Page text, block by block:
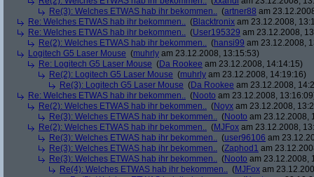
Re(3): Welches ETWAS hab ihr bekommen.. (artner88 am
Re: Welches ETWAS hab ihr bekommen.. (Blacktronix am 23.12.2008,
Re: Welches ETWAS hab ihr bekommen.. (User195329 am 23.12.2008,
Re(2): Welches ETWAS hab ihr bekommen.. (hansi99 am 23.12.2008,
Logitech G5 Laser Mouse (muhrly am 23.12.2008, 13:15:53)
Re: Logitech G5 Laser Mouse (Da Rookee am 23.12.2008, 14:14:15)
Re(2): Logitech G5 Laser Mouse (muhrly am 23.12.2008, 14:19:16)
Re(3): Logitech G5 Laser Mouse (Da Rookee am 23.12.2008,
Re: Welches ETWAS hab ihr bekommen.. (Nooto am 23.12.2008,
Re(2): Welches ETWAS hab ihr bekommen.. (Noyx am 23.12.2008,
Re(3): Welches ETWAS hab ihr bekommen.. (Nooto am 23.12.2008,
Re(2): Welches ETWAS hab ihr bekommen.. (MJFox am 23.12.2008,
Re(3): Welches ETWAS hab ihr bekommen.. (user96106 am
Re(3): Welches ETWAS hab ihr bekommen.. (Zaphod1 am
Re(3): Welches ETWAS hab ihr bekommen.. (Nooto am 23.12.2008,
Re(4): Welches ETWAS hab ihr bekommen.. (MJFox am